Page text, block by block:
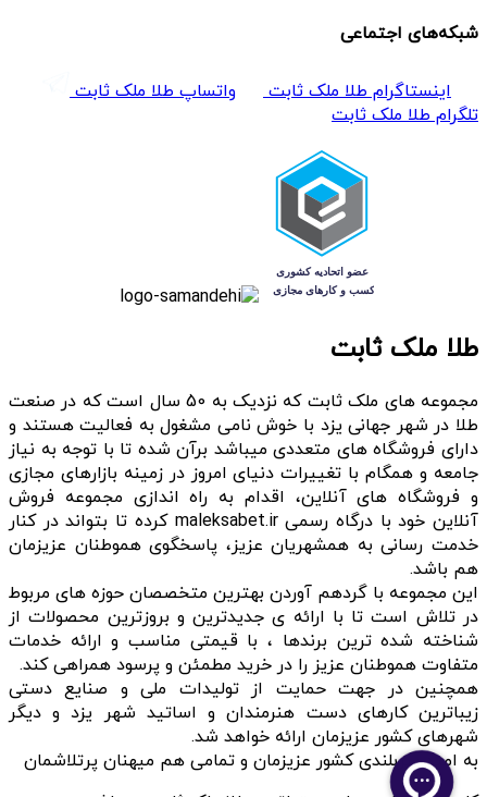
شبکه‌های اجتماعی
اینستاگرام طلا ملک ثابت
واتساپ طلا ملک ثابت
تلگرام طلا ملک ثابت
طلا ملک ثابت
مجموعه های ملک ثابت که نزدیک به 50 سال است که در صنعت
طلا در شهر جهانی یزد با خوش نامی مشغول به فعالیت هستند و
دارای فروشگاه های متعددی میباشد برآن شده تا با توجه به نیاز
جامعه و همگام با تغییرات دنیای امروز در زمینه بازارهای مجازی
و فروشگاه های آنلاین، اقدام به راه اندازی مجموعه فروش
آنلاین خود با درگاه رسمی maleksabet.ir کرده تا بتواند در کنار
خدمت رسانی به همشهریان عزیز، پاسخگوی هموطنان عزیزمان
هم باشد.
این مجموعه با گردهم آوردن بهترین متخصصان حوزه های مربوط
در تلاش است تا با ارائه ی جدیدترین و بروزترین محصولات از
شناخته شده ترین برندها ، با قیمتی مناسب و ارائه خدمات
متفاوت هموطنان عزیز را در خرید مطمئن و پرسود همراهی کند.
همچنین در جهت حمایت از تولیدات ملی و صنایع دستی
زیباترین کارهای دست هنرمندان و اساتید شهر یزد و دیگر
شهرهای کشور عزیزمان ارائه خواهد شد.
به امید سربلندی کشور عزیزمان و تمامی هم میهنان پرتلاشمان